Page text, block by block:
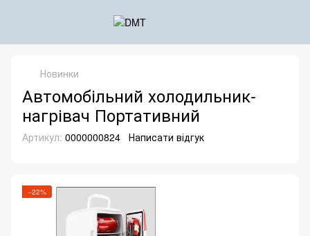
Новинки
Автомобільний холодильник-
нагрівач Портативний
Артикул: 0000000824 Написати відгук
−22%